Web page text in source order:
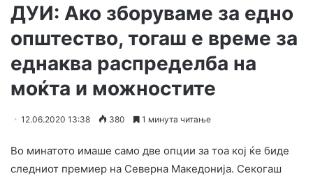
ДУИ: Ако зборуваме за едно
општество, тогаш е време за
еднаква распределба на
моќта и можностите
12.06.2020 13:38 380 1 минута читање
Во минатото имаше само две опции за тоа кој ќе биде
следниот премиер на Северна Македонија. Секогаш